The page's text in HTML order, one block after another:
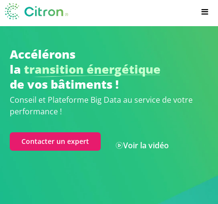
Citron.io
Accélérons
la transition énergétique
de vos bâtiments !
Conseil et Plateforme Big Data au service de votre
performance !
Contacter un expert Voir la vidéo